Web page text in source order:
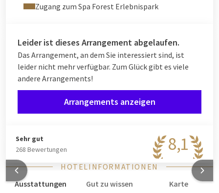
Zugang zum Spa Forest Erlebnispark
Leider ist dieses Arrangement abgelaufen.
Das Arrangement, an dem Sie interessiert sind, ist
leider nicht mehr verfügbar. Zum Glück gibt es viele
andere Arrangements!
Arrangements anzeigen
8,1
Sehr gut
268 Bewertungen
HOTELINFORMATIONEN
Ausstattungen
Gut zu wissen
Karte